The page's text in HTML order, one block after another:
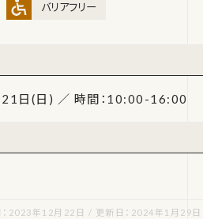
バリアフリー
日(日) ／ 時間：10:00-16:00
：2023年12月22日 / 更新日：2024年1月29日